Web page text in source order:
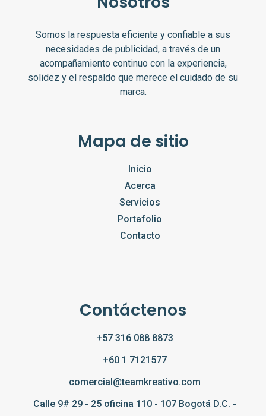
Somos la respuesta eficiente y confiable a sus
necesidades de publicidad, a través de un
acompañamiento continuo con la experiencia,
solidez y el respaldo que merece el cuidado de su
marca.
Mapa de sitio
Inicio
Acerca
Servicios
Portafolio
Contacto
Contáctenos
+57 316 088 8873
+60 1 7121577
comercial@teamkreativo.com
Calle 9# 29 - 25 oficina 110 - 107 Bogotá D.C. -